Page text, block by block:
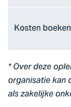
Kosten boeken
* Over deze
organisatie kan
als zakelijke